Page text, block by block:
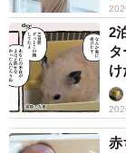
2
け
赤